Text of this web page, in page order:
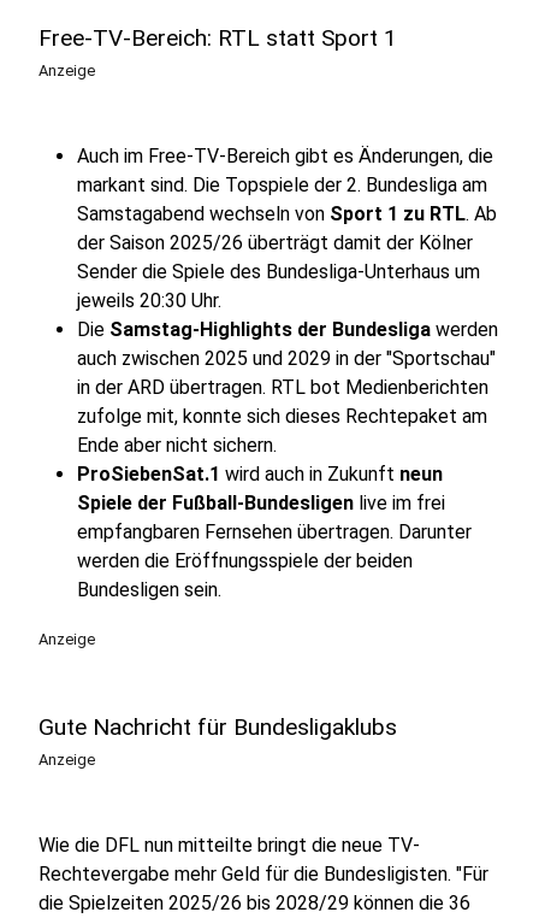
Free-TV-Bereich: RTL statt Sport 1
Anzeige
Auch im Free-TV-Bereich gibt es Änderungen, die
markant sind. Die Topspiele der 2. Bundesliga am
Samstagabend wechseln von Sport 1 zu RTL. Ab
der Saison 2025/26 überträgt damit der Kölner
Sender die Spiele des Bundesliga-Unterhaus um
jeweils 20:30 Uhr.
Die Samstag-Highlights der Bundesliga werden
auch zwischen 2025 und 2029 in der "Sportschau"
in der ARD übertragen. RTL bot Medienberichten
zufolge mit, konnte sich dieses Rechtepaket am
Ende aber nicht sichern.
ProSiebenSat.1 wird auch in Zukunft neun
Spiele der Fußball-Bundesligen live im frei
empfangbaren Fernsehen übertragen. Darunter
werden die Eröffnungsspiele der beiden
Bundesligen sein.
Anzeige
Gute Nachricht für Bundesligaklubs
Anzeige
Wie die DFL nun mitteilte bringt die neue TV-
Rechtevergabe mehr Geld für die Bundesligisten. "Für
die Spielzeiten 2025/26 bis 2028/29 können die 36